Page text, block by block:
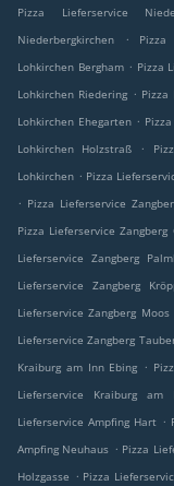
Pizza Lieferservice
Niederbergkirchen
. Pizza
Lohkirchen Bergham . Pizza
Lohkirchen Riedering . Pizza
Lohkirchen Ehegarten .
Lohkirchen Holzstraß
.
Lohkirchen . Pizza
. Pizza Lieferservice
Pizza Lieferservice Zangberg
Lieferservice Zangberg
Lieferservice Zangberg
Lieferservice Zangberg Moos
Lieferservice Zangberg
Kraiburg am Inn Ebing .
Lieferservice Kraiburg am
Lieferservice Ampfing Hart .
Ampfing Neuhaus . Pizza
Holzgasse . Pizza